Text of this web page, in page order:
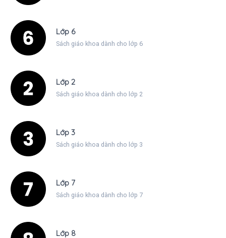
Lớp 6
Sách giáo khoa dành cho lớp 6
Lớp 2
Sách giáo khoa dành cho lớp 2
Lớp 3
Sách giáo khoa dành cho lớp 3
Lớp 7
Sách giáo khoa dành cho lớp 7
Lớp 8